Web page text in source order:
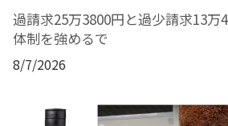
過請求25万3800円と過少請求13万
体制を強めるで
8/7/2026